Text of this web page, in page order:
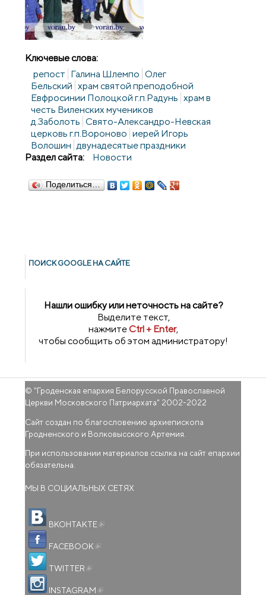
Ключевые слова:
репост Галина Шлемпо Олег
Бельский храм святой преподобной
Евфросинии Полоцкой г.п.Радунь храм в
честь Виленских мучеников
д.Заболоть Свято-Александро-Невская
церковь г.п.Вороново иерей Игорь
Волошин двунадесятые праздники
Раздел сайта:
Новости
Поделиться…
ПОИСК GOОGLE НА САЙТЕ
Нашли ошибку или неточность на сайте?
Выделите текст,
нажмитеCtrl + Enter,
чтобы сообщить об этом администратору!
© "Гроденская епархия Белорусской Православной
Церкви Московского Патриархата" 2002-2022
Сайт создан по благословению архиепископа
Гродненского и Волковысского Артемия.
При использовании материалов ссылка на сайт епархии
обязательна.
МЫ В СОЦИАЛЬНЫХ СЕТЯХ
ВКОНТАКТЕ
FACEBOOK
TWITTER
INSTAGRAM